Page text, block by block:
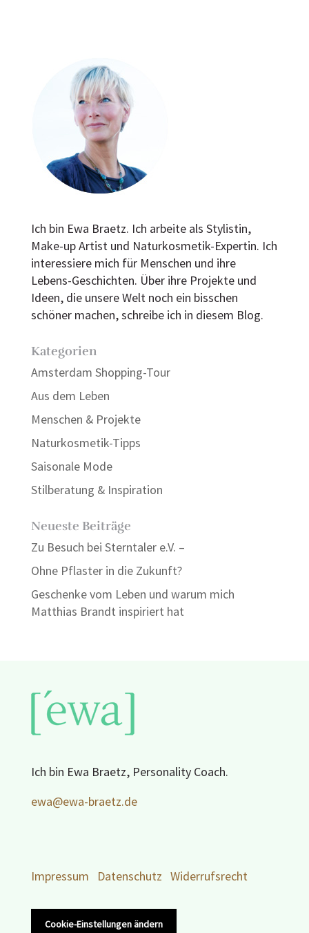
Ich bin Ewa Braetz. Ich arbeite als Stylistin,
Make-up Artist und Naturkosmetik-Expertin. Ich
interessiere mich für Menschen und ihre
Lebens-Geschichten. Über ihre Projekte und
Ideen, die unsere Welt noch ein bisschen
schöner machen, schreibe ich in diesem Blog.
Kategorien
Amsterdam Shopping-Tour
Aus dem Leben
Menschen & Projekte
Naturkosmetik-Tipps
Saisonale Mode
Stilberatung & Inspiration
Neueste Beiträge
Zu Besuch bei Sterntaler e.V. –
Ohne Pflaster in die Zukunft?
Geschenke vom Leben und warum mich
Matthias Brandt inspiriert hat
Ich bin Ewa Braetz, Personality Coach.
ewa@ewa-braetz.de
Impressum Datenschutz Widerrufsrecht
Cookie-Einstellungen ändern